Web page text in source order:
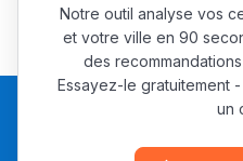
Notre outil analyse vos
et votre ville en 90
des
Essayez-le gratuitement
un